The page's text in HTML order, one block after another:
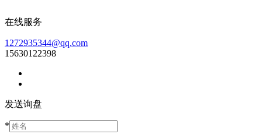
在线服务
1272935344@qq.com
15630122398
发送询盘
*